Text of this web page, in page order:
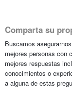
Comparta su
Buscamos
mejores personas con
mejores respuestas
conocimientos o
a alguna de estas